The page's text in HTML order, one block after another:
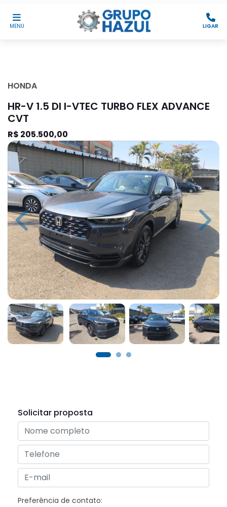
MENU LIGAR
HONDA
HR-V 1.5 DI I-VTEC TURBO FLEX ADVANCE
CVT
R$ 205.500,00
Previous Next
Solicitar proposta
Preferência de contato: